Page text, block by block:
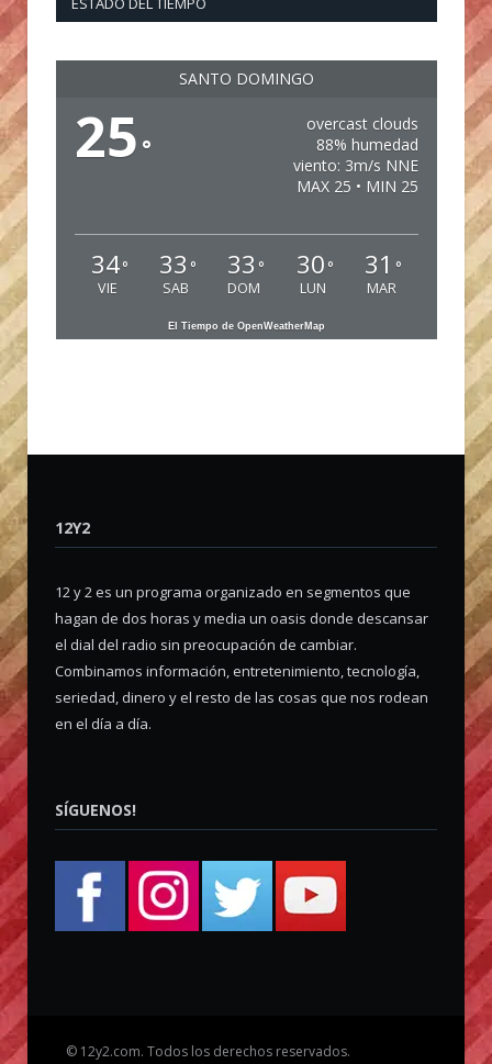
SANTO DOMINGO
25 °
overcast clouds
88% humedad
viento: 3m/s NNE
MAX 25 • MIN 25
34°
VIE
33 °
SAB
33 °
DOM
30 °
LUN
31 °
MAR
El Tiempo de OpenWeatherMap
12Y2
12 y 2 es un programa organizado en segmentos que
hagan de dos horas y media un oasis donde descansar
el dial del radio sin preocupación de cambiar.
Combinamos información, entretenimiento, tecnología,
seriedad, dinero y el resto de las cosas que nos rodean
en el día a día.
SÍGUENOS!
© 12y2.com. Todos los derechos reservados.